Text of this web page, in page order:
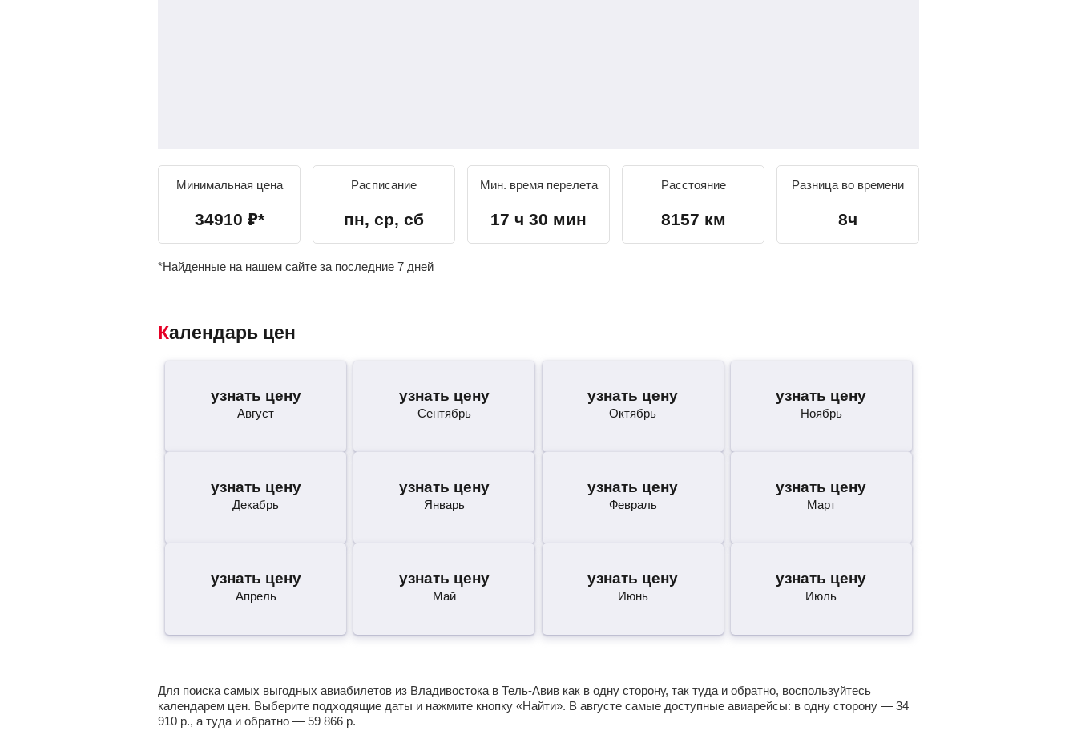
Минимальная цена
34910 ₽*
Расписание
пн, ср, сб
Мин. время перелета
17 ч 30 мин
Расстояние
8157 км
Разница во времени
8ч
*Найденные на нашем сайте за последние 7 дней
Календарь цен
узнать цену
Август
узнать цену
Сентябрь
узнать цену
Октябрь
узнать цену
Ноябрь
узнать цену
Декабрь
узнать цену
Январь
узнать цену
Февраль
узнать цену
Март
узнать цену
Апрель
узнать цену
Май
узнать цену
Июнь
узнать цену
Июль
Для поиска самых выгодных авиабилетов из Владивостока в Тель-Авив как в одну сторону, так туда и обратно, воспользуйтесь
календарем цен. Выберите подходящие даты и нажмите кнопку «Найти». В августе самые доступные авиарейсы: в одну сторону — 34
910 р., а туда и обратно — 59 866 р.